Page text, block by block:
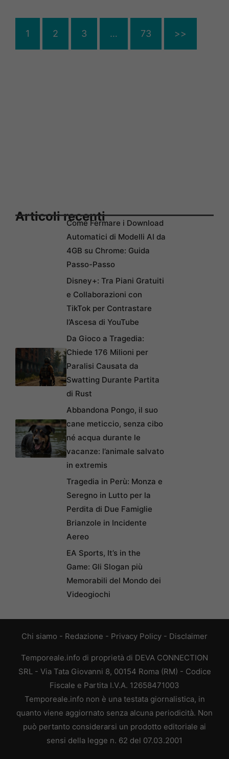
1 2 3 … 73 >>
Articoli recentiCome Fermare i Download
Automatici di Modelli AI da
4GB su Chrome: Guida
Passo-Passo
Disney+: Tra Piani Gratuiti
e Collaborazioni con
TikTok per Contrastare
l’Ascesa di YouTube
Da Gioco a Tragedia:
Chiede 176 Milioni per
Paralisi Causata da
Swatting Durante Partita
di Rust
Abbandona Pongo, il suo
cane meticcio, senza cibo
né acqua durante le
vacanze: l’animale salvato
in extremis
Tragedia in Perù: Monza e
Seregno in Lutto per la
Perdita di Due Famiglie
Brianzole in Incidente
Aereo
EA Sports, It’s in the
Game: Gli Slogan più
Memorabili del Mondo dei
Videogiochi
Chi siamo - Redazione - Privacy Policy - Disclaimer
Temporeale.info di proprietà di DEVA CONNECTION
SRL - Via Tata Giovanni 8, 00154 Roma (RM) - Codice
Fiscale e Partita I.V.A. 12658471003
Temporeale.info non è una testata giornalistica, in
quanto viene aggiornato senza alcuna periodicità. Non
può pertanto considerarsi un prodotto editoriale ai
sensi della legge n. 62 del 07.03.2001